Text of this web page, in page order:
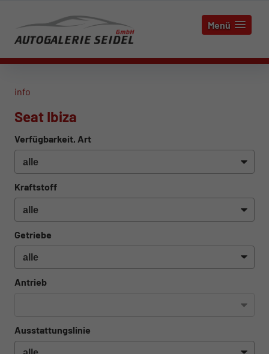
Menü
info
Seat Ibiza
Verfügbarkeit, Art
Kraftstoff
Getriebe
Antrieb
Ausstattungslinie